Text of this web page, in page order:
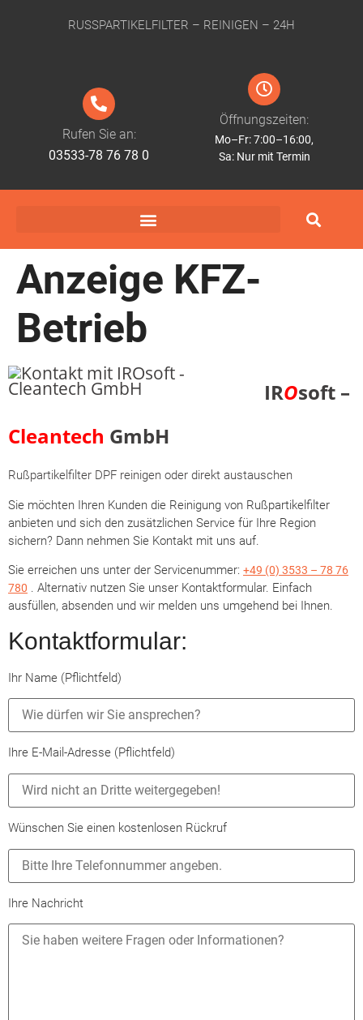
RUSSPARTIKELFILTER – REINIGEN – 24H
Rufen Sie an:
03533-78 76 78 0
Öffnungszeiten:
Mo–Fr: 7:00–16:00,
Sa: Nur mit Termin
Anzeige KFZ-
Betrieb
IROsoft –
Cleantech GmbH
Rußpartikelfilter DPF reinigen oder direkt austauschen
Sie möchten Ihren Kunden die Reinigung von Rußpartikelfilter
anbieten und sich den zusätzlichen Service für Ihre Region
sichern? Dann nehmen Sie Kontakt mit uns auf.
Sie erreichen uns unter der Servicenummer: +49 (0) 3533 – 78 76
780 . Alternativ nutzen Sie unser Kontaktformular. Einfach
ausfüllen, absenden und wir melden uns umgehend bei Ihnen.
Kontaktformular:
Ihr Name (Pflichtfeld)
Ihre E-Mail-Adresse (Pflichtfeld)
Wünschen Sie einen kostenlosen Rückruf
Ihre Nachricht